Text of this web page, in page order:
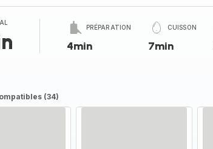
PRÉPARATION
4min
CUISSON
7min
(34)